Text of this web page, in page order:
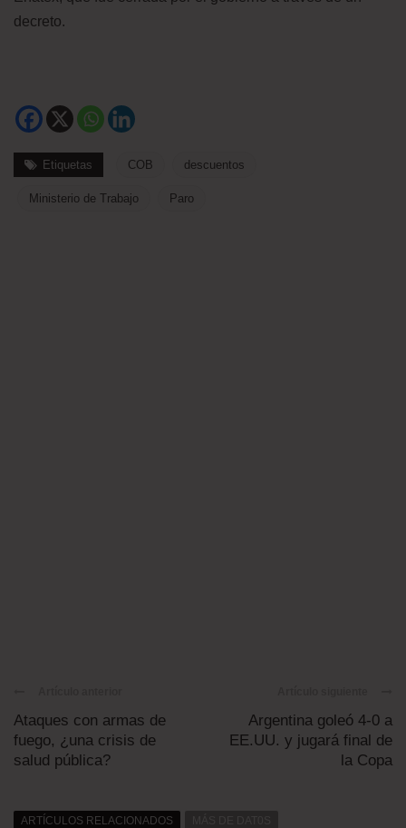
decreto.
Etiquetas COB descuentos
Ministerio de Trabajo Paro
Ataques con armas de
fuego, ¿una crisis de
salud pública?
Argentina goleó 4-0 a
EE.UU. y jugará final de
la Copa
ARTÍCULOS RELACIONADOS